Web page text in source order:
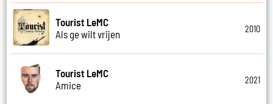
Tourist LeMC
Als ge wilt vrijen
2010
Tourist LeMC
Amice
2021